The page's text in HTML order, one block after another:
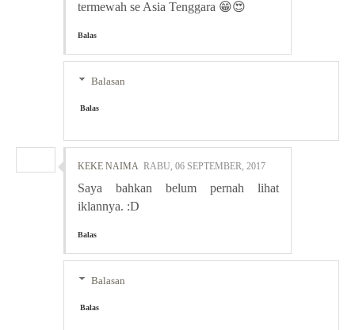
termewah se Asia Tenggara 😁😍
Balas
Balasan
Balas
KEKE NAIMA RABU, 06 SEPTEMBER, 2017
Saya bahkan belum pernah lihat
iklannya. :D
Balas
Balasan
Balas